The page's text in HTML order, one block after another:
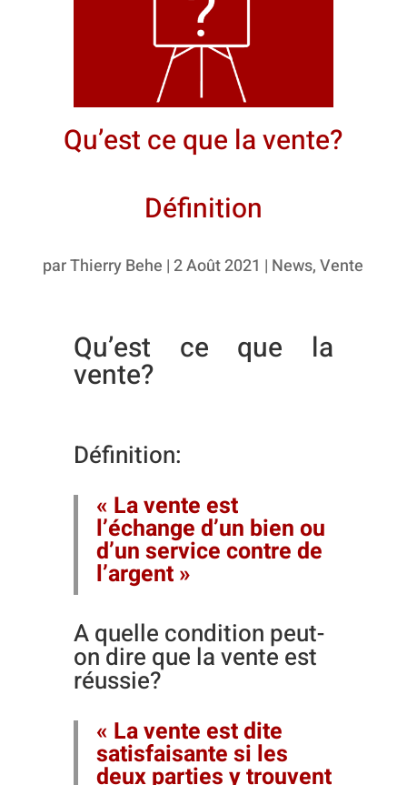
Qu’est ce que la vente?
Définition
parThierry Behe |2 Août 2021 | News,Vente
Qu’est ce que la
vente?
Définition:
« La vente est
l’échange d’un bien ou
d’un service contre de
l’argent »
A quelle condition peut-
on dire que la vente est
réussie?
« La vente est dite
satisfaisante si les
deux parties y trouvent